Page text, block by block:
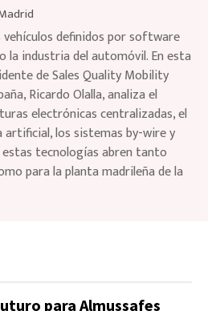
definidos por software
industria del automóvil. En esta
de Sales Quality Mobility
Ricardo Olalla, analiza el
electrónicas centralizadas, el
artificial, los sistemas by-wire y
tecnologías abren tanto
para la planta madrileña de la
para Almussafes